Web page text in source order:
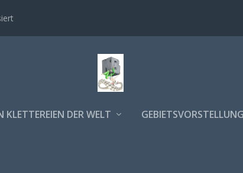
KLETTEREIEN DER WELT